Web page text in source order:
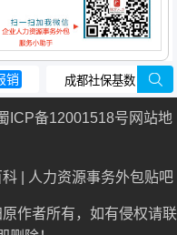
销
ICP备12001518号 网站地
科 人力资源事务外包贴吧
作者所有，如有侵权请联